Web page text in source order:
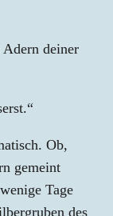
deiner
Ob,
gemeint
Tage
des